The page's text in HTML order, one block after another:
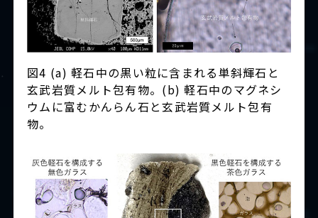
図4 (a) 軽石中の黒い粒に含まれる単斜輝石と
玄武岩質メルト包有物。(b) 軽石中のマグネシ
ウムに富むかんらん石と玄武岩質メルト包有
物。